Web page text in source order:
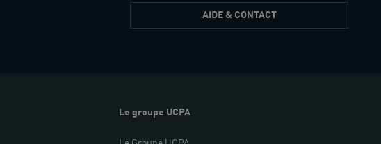
AIDE & CONTACT
Le groupe UCPA